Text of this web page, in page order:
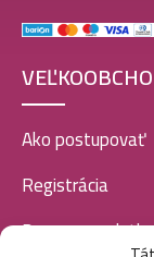
Ako postupovať
Registrácia
Doprava a